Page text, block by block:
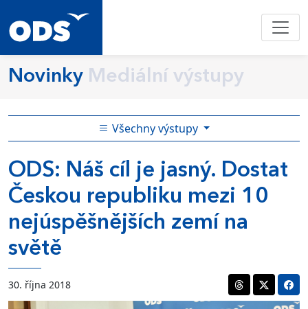
Novinky Mediální výstupy
Všechny výstupy
ODS: Náš cíl je jasný. Dostat
Českou republiku mezi 10
nejúspěšnějších zemí na
světě
30. října 2018